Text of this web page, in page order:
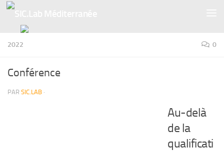
2022 0
Conférence
PAR SIC.LAB ·
Au-delà
de la
qualificati